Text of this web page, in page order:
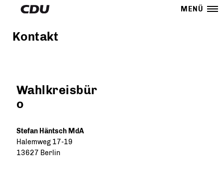
MENÜ
Kontakt
Wahlkreisbür
o
Stefan Häntsch MdA
Halemweg 17-19
13627 Berlin